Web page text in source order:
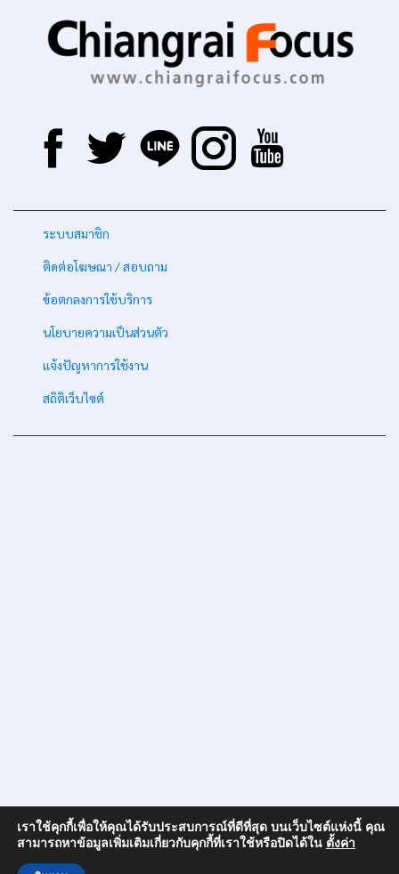
เราใช้คุกกี้เพื่อให้คุณได้รับประสบการณ์ที่ดีที่สุด บนเว็บไซต์แห่งนี้ คุณ
สามารถหาข้อมูลเพิ่มเติมเกี่ยวกับคุกกี้ที่เราใช้หรือปิดได้ใน ตั้งค่า
ระบบสมาชิก
ติดต่อโฆษณา / สอบถาม
ข้อตกลงการใช้บริการ
นโยบายความเป็นส่วนตัว
แจ้งปัญหาการใช้งาน
สถิติเว็บไซต์